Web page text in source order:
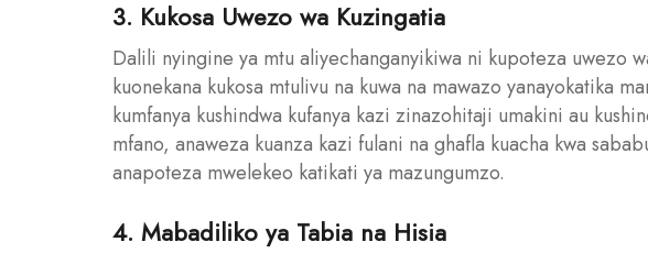
3. Kukosa Uwezo wa Kuzingatia
Dalili nyingine ya mtu aliyechanganyikiwa ni kupoteza uwezo
kuonekana kukosa mtulivu na kuwa na mawazo yanayokatika
kumfanya kushindwa kufanya kazi zinazohitaji umakini au
mfano, anaweza kuanza kazi fulani na ghafla kuacha kwa
anapoteza mwelekeo katikati ya mazungumzo.
4. Mabadiliko ya Tabia na Hisia